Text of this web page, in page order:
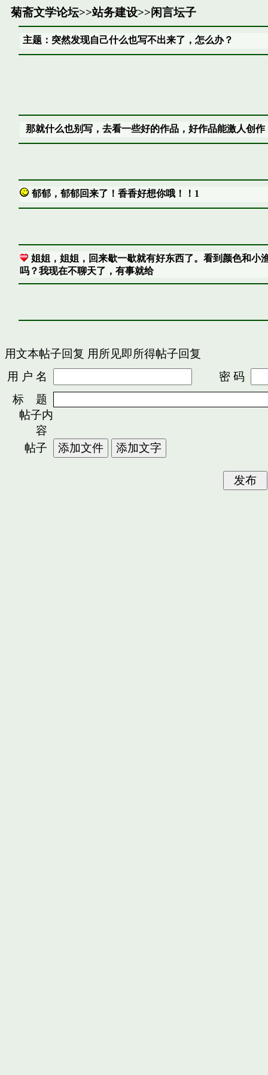
菊斋文学论坛>>站务建设>>闲言坛子
主题：突然发现自己什么也写不出来了，怎么办？
那就什么也别写，去看一些好的作品，好作品能激人创作
郁郁，郁郁回来了！香香好想你哦！！1
姐姐，姐姐，回来歇一歇就有好东西了。看到颜色和小
吗？我现在不聊天了，有事就给
用文本帖子回复 用所见即所得帖子回复
用 户 名
密 码
标 题
帖子内
容
帖子